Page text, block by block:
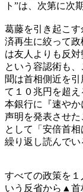
ト”は、次第に次
葛藤を引き起こ
済再生に絞って
は友人よりも反
という容認術も
聞は首相側近を
て１０兆円を超
本銀行に『速や
声明を発表させた
として「安倍首
繰り返し読んでい
すべての政策を
いう反省から▲首